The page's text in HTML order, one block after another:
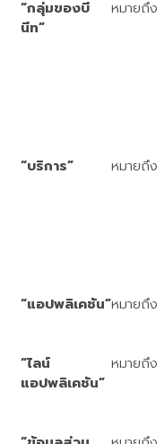
“กลุ่มของบี
นีท”
หมายถึง
“บริการ”
หมายถึง
“แอปพลิเคชัน”หมายถึง
“ไลน์
แอปพลิเคชัน”
หมายถึง